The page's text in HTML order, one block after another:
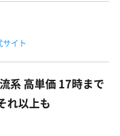
サイト
系 高単価 17時まで
れ以上も